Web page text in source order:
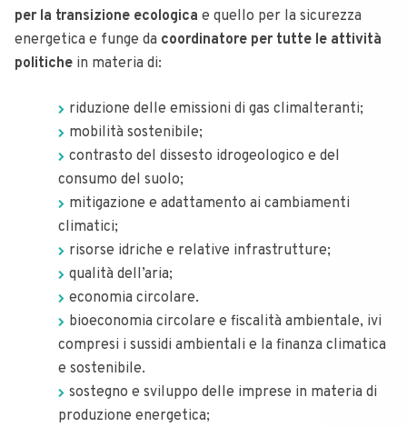
per la transizione ecologica e quello per la sicurezza
energetica e funge da coordinatore per tutte le attività
politiche in materia di:
riduzione delle emissioni di gas climalteranti;
mobilità sostenibile;
contrasto del dissesto idrogeologico e del
consumo del suolo;
mitigazione e adattamento ai cambiamenti
climatici;
risorse idriche e relative infrastrutture;
qualità dell’aria;
economia circolare.
bioeconomia circolare e fiscalità ambientale, ivi
compresi i sussidi ambientali e la finanza climatica
e sostenibile.
sostegno e sviluppo delle imprese in materia di
produzione energetica;